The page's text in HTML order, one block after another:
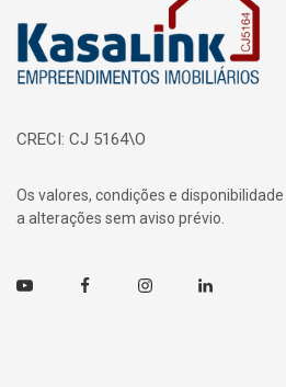
CRECI: CJ 5164\O
Os valores, condições e
a alterações sem aviso prévio.
Youtube FacebookInstagramLinkedin